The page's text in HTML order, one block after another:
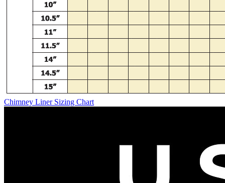
Chimney Liner Sizing Chart